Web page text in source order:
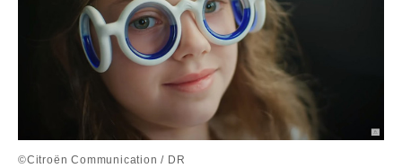
©Citroën Communication / DR